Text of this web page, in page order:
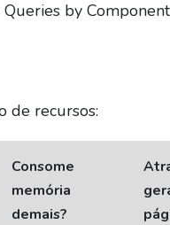
by
de recursos:
Consome
memória
demais?